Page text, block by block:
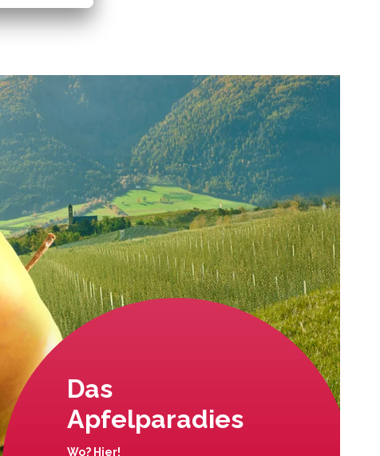
Das
Apfelparadies
Wo? Hier!